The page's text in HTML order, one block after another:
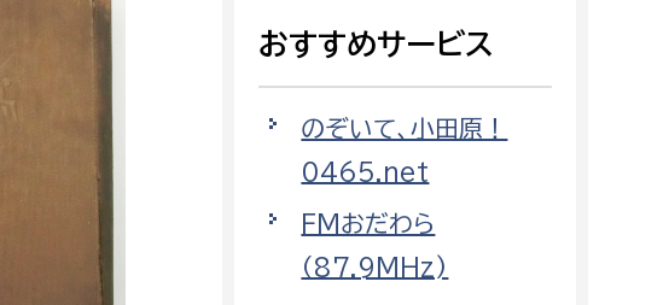
療センター
トセンター
：経営管理課
：施設用度課
消防総務課
予防課
警防計画課
おすすめサービス
のぞいて、小田原！
0465.net
FMおだわら
（87.9MHz)